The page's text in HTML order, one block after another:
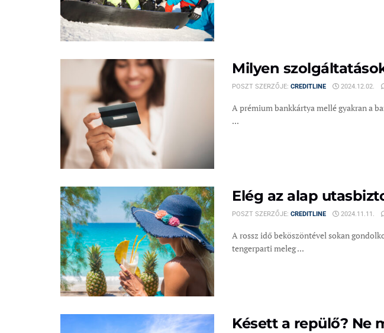
Milyen
POSZT SZERZŐJE: CREDITLINE 2024.12.02.
A prémium bankkártya mellé gyakran a
...
Elég az alap
POSZT SZERZŐJE: CREDITLINE 2024.11.11.
A rossz idő beköszöntével sokan
tengerparti meleg ...
Késett a repülő? Ne